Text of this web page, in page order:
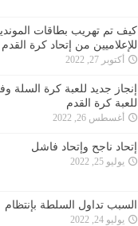
كيف تم تهريب بطاقات
للإعلاميين من إتحاد كرة القدم
أكتوبر 27, 2022
إنجاز جديد للعبة كرة السلة
للعبة كرة القدم
أغسطس 26, 2022
إتحاد ناجح وإتحاد فاشل
يوليو 25, 2022
السبب تداول السلطة بإنتظام
يوليو 24, 2022